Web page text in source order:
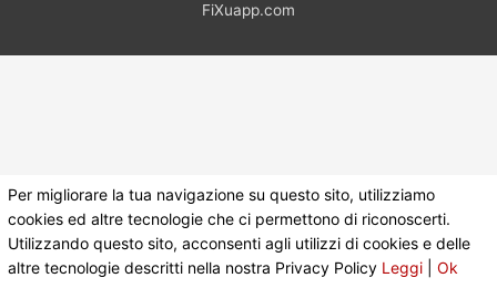
FiXuapp.com
Per migliorare la tua navigazione su questo sito, utilizziamo
cookies ed altre tecnologie che ci permettono di riconoscerti.
Utilizzando questo sito, acconsenti agli utilizzi di cookies e delle
altre tecnologie descritti nella nostra Privacy Policy Leggi Ok